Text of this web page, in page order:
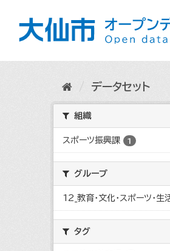
データセット
組織
スポーツ振興課 1
グループ
12_教育・文化・スポーツ・生
タグ